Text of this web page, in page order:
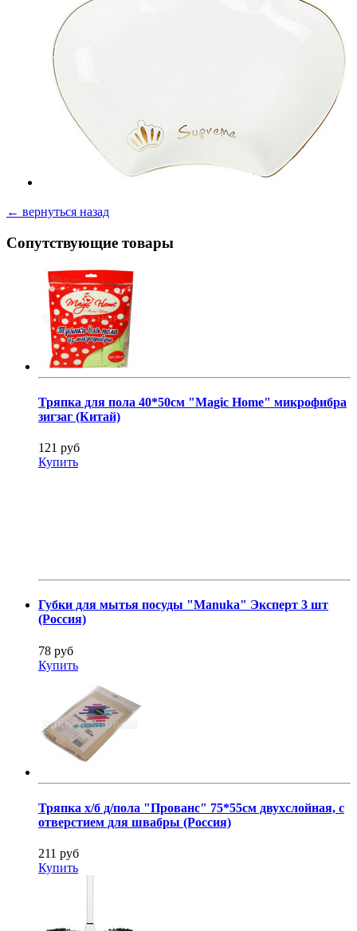
← вернуться назад
Сопутствующие товары
Тряпка для пола 40*50см "Magic Home" микрофибра
зигзаг (Китай)
121 руб
Купить
Губки для мытья посуды "Manuka" Эксперт 3 шт
(Россия)
78 руб
Купить
Тряпка х/б д/пола "Прованс" 75*55см двухслойная, с
отверстием для швабры (Россия)
211 руб
Купить